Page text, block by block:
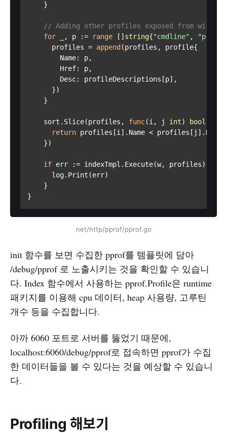
    }
// Adding other profiles exposed from within
for _, p := range [] string{"cmdline" ,
      profiles =
append (profiles, profile{
        Name: p,
        Href: p,
        Desc: profileDescriptions[p],
      })
    }
    sort.Slice(profiles,
func(i, j int) bool
return profiles[i].Name < profiles[j].Name
    })
if err := indexTmpl.Execute(w, profiles);
      log.Print(err)
    }
}
net/http/pprof/pprof.go
init 함수를 보면 수집한 pprof를 템플릿에 담아
/debug/pprof 로 노출시키는 것을 확인할 수 있습니
다. Index 함수에서 사용하는 pprof.Profile은 runtime
패키지를 이용해 cpu 데이터, heap 사용량, 고루틴
개수 등을 수집합니다.
아까 6060 포트로 서버를 뚫었기 때문에,
localhost:6060/debug/pprof로 접속하면 pprof가 수집
한 데이터들을 볼 수 있다는 것을 예상할 수 있습니
다.
Profiling 해보기